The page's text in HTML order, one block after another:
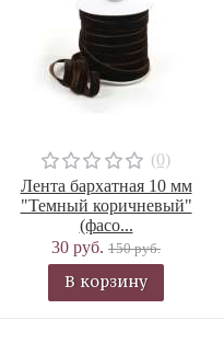
(0)
Лента бархатная 10 мм
"Темный коричневый"
(фасо...
30 руб. 150 руб.
В корзину